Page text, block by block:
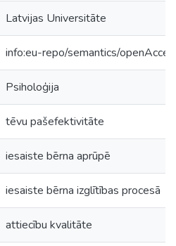
Latvijas Universitāte
info:eu-repo/semantics/
Psiholoģija
tēvu pašefektivitāte
iesaiste bērna aprūpē
iesaiste bērna izglītības procesā
attiecību kvalitāte